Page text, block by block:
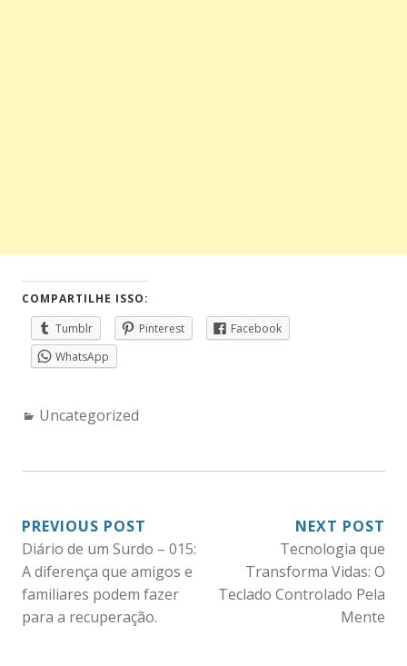
COMPARTILHE ISSO:
Tumblr
Pinterest
Facebook
WhatsApp
Categories:
Uncategorized
NAVEGAÇÃO
DE
POST
PREVIOUS POST
Diário de um Surdo – 015:
A diferença que amigos e
familiares podem fazer
para a recuperação.
NEXT POST
Tecnologia que
Transforma Vidas: O
Teclado Controlado Pela
Mente